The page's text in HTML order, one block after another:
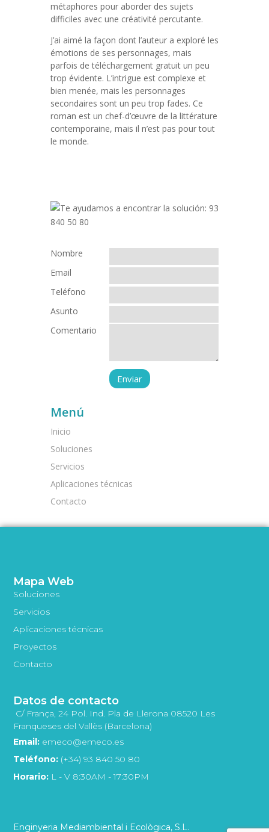
métaphores pour aborder des sujets
difficiles avec une créativité percutante.
J’ai aimé la façon dont l’auteur a exploré les
émotions de ses personnages, mais
parfois de téléchargement gratuit un peu
trop évidente. L’intrigue est complexe et
bien menée, mais les personnages
secondaires sont un peu trop fades. Ce
roman est un chef-d’œuvre de la littérature
contemporaine, mais il n’est pas pour tout
le monde.
Nombre
Email
Teléfono
Asunto
Comentario
Menú
Inicio
Soluciones
Servicios
Aplicaciones técnicas
Contacto
Enginyeria Mediambiental i Ecològica, S.L.
Mapa Web
Soluciones
Servicios
Aplicaciones técnicas
Proyectos
Contacto
Datos de contacto
C/ França, 24 Pol. Ind. Pla de Llerona 08520 Les
Franqueses del Vallès (Barcelona)
Email: emeco@emeco.es
Teléfono: (+34) 93 840 50 80
Horario: L - V 8:30AM - 17:30PM